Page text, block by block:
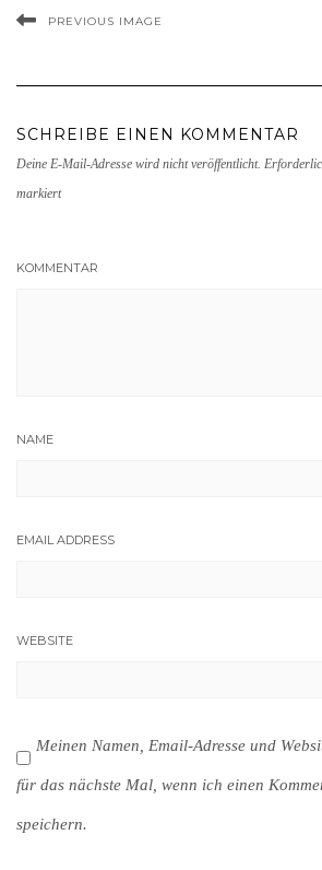
PREVIOUS IMAGE
SCHREIBE EINEN KOMMENTAR
Deine E-Mail-Adresse wird nicht veröffentlicht.
markiert
KOMMENTAR
NAME
EMAIL ADDRESS
WEBSITE
Meinen Namen, Email-Adresse und
für das nächste Mal, wenn ich einen
speichern.